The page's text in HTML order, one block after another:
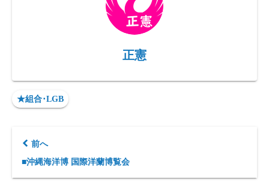
正憲
★組合･LGB
前へ
■沖縄海洋博 国際洋蘭博覧会